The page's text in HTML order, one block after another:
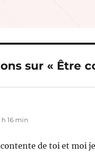
sur « Être
h 16 min
de toi et moi